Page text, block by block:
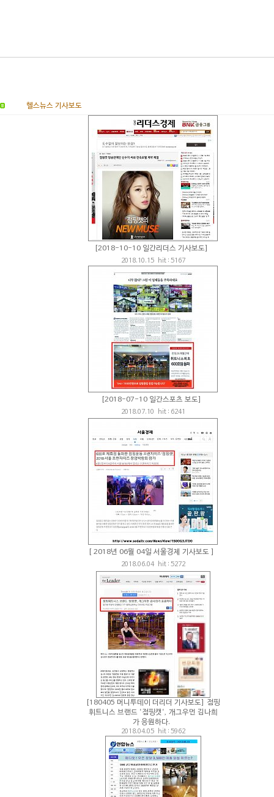
헬스뉴스 기사보도
[2018-10-10 일간리더스 기사보도]
2018.10.15 hit : 5167
[2018-07-10 일간스포츠 보도]
2018.07.10 hit : 6241
[ 2018년 06월 04일 서울경제 기사보도 ]
2018.06.04 hit : 5272
[180405 머니투데이 더리더 기사보도] 점핑
휘트니스 브랜드 '점핑캣', 개그우먼 김나희
가 응원하다.
2018.04.05 hit : 5962